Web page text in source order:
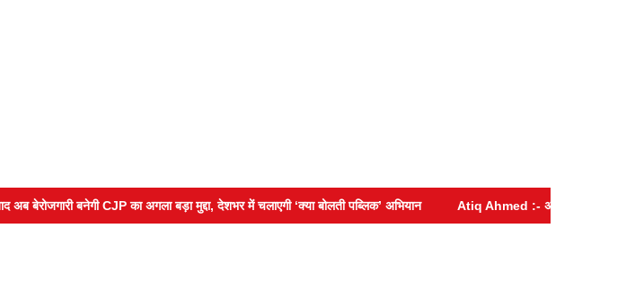
बनेगी CJP का अगला बड़ा मुद्दा, देशभर में चलाएगी ‘क्या बोलती पब्लिक’ अभियान Atiq Ahmed :- अतीक अहमद के बेटे आबान